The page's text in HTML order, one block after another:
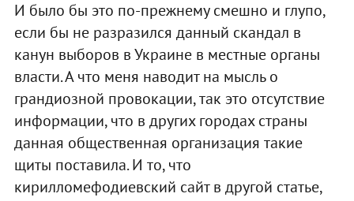
И было бы это по-прежнему смешно и глупо,
если бы не разразился данный скандал в
канун выборов в Украине в местные органы
власти. А что меня наводит на мысль о
грандиозной провокации, так это отсутствие
информации, что в других городах страны
данная общественная организация такие
щиты поставила. И то, что
кирилломефодиевский сайт в другой статье,